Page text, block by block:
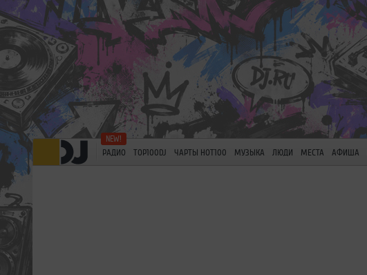
РАДИО TOP100DJ ЧАРТЫ HOT100 МУЗЫКА ЛЮДИ МЕСТА АФИША